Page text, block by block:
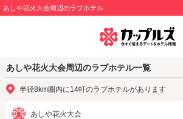
あしや花火大会周辺のラブホテル
あしや花火大会周辺のラブホテル一覧
半径8km圏内に14軒のラブホテルがあります
あしや花火大会